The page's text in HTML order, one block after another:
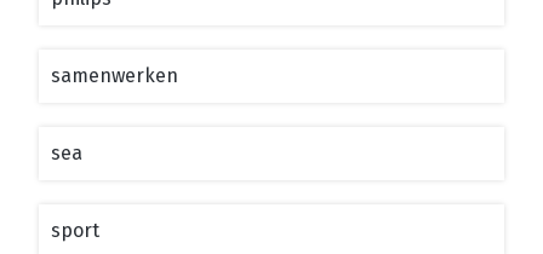
samenwerken
sea
sport